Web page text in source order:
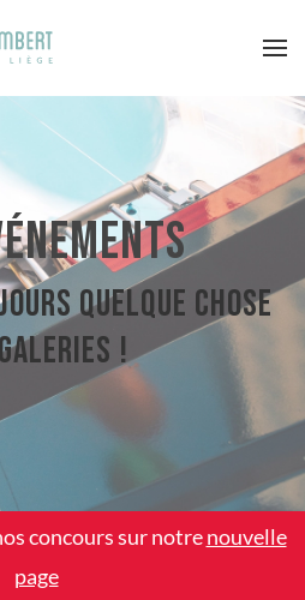
quelque chose
!
concours sur notrenouvelle
page